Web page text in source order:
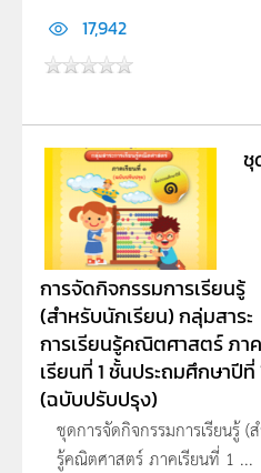
17,942
ชุ
การจัดกิจกรรมการเรียนรู้
(สำหรับนักเรียน) กลุ่มสาระ
การเรียนรู้คณิตศาสตร์ ภาค
เรียนที่ 1 ชั้นประถมศึกษาปีที่
(ฉบับปรับปรุง)
ชุดการจัดกิจกรรมการเรียนรู้ (
รู้คณิตศาสตร์ ภาคเรียนที่ 1 ...